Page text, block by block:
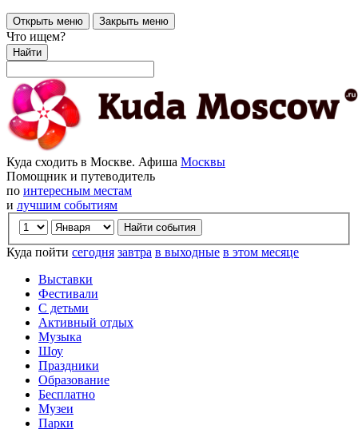
Открыть меню Закрыть меню
Что ищем?
Найти
Куда сходить в Москве. Афиша Москвы
Помощник и путеводитель
по интересным местам
и лучшим событиям
Куда пойти сегодня завтра в выходные в этом месяце
Выставки
Фестивали
С детьми
Активный отдых
Музыка
Шоу
Праздники
Образование
Бесплатно
Музеи
Парки